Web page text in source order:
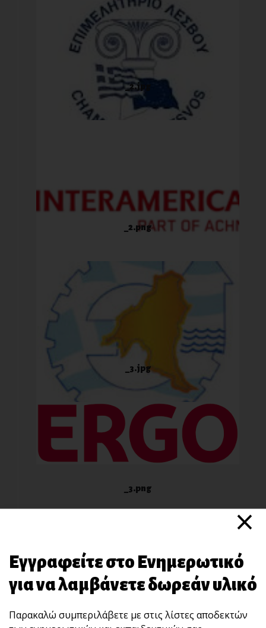
_2.jpg
_2.png
_3.jpg
_3.png
×
Εγγραφείτε στο Ενημερωτικό
για να λαμβάνετε δωρεάν υλικό
Παρακαλώ συμπεριλάβετε με στις λίστες αποδεκτών